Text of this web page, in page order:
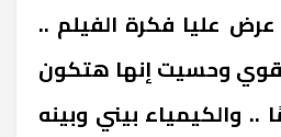
عليا فكرة الفيلم ..
قوي وحسيت إنها هتكون
.. والكيمياء بيني وبينه